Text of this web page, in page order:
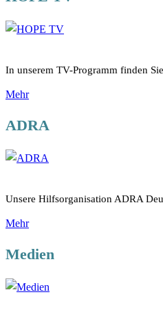
In unserem TV-Programm finden
Mehr
ADRA
Unsere Hilfsorganisation ADRA
Mehr
Medien